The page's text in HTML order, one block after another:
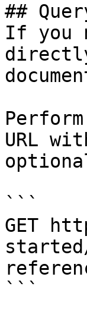
##
If you
URL
```
GET
```